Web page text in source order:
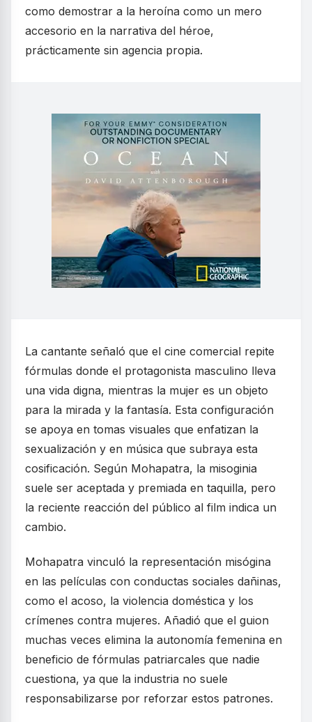
como demostrar a la heroína como un mero
accesorio en la narrativa del héroe,
prácticamente sin agencia propia.
La cantante señaló que el cine comercial repite
fórmulas donde el protagonista masculino lleva
una vida digna, mientras la mujer es un objeto
para la mirada y la fantasía. Esta configuración
se apoya en tomas visuales que enfatizan la
sexualización y en música que subraya esta
cosificación. Según Mohapatra, la misoginia
suele ser aceptada y premiada en taquilla, pero
la reciente reacción del público al film indica un
cambio.
Mohapatra vinculó la representación misógina
en las películas con conductas sociales dañinas,
como el acoso, la violencia doméstica y los
crímenes contra mujeres. Añadió que el guion
muchas veces elimina la autonomía femenina en
beneficio de fórmulas patriarcales que nadie
cuestiona, ya que la industria no suele
responsabilizarse por reforzar estos patrones.